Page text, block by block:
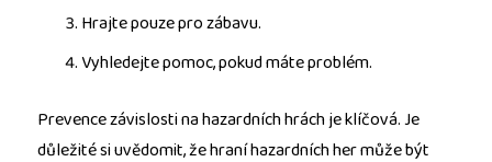
Hrajte pouze pro zábavu.
Vyhledejte pomoc, pokud máte problém.
Prevence závislosti na hazardních hrách je klíčová. Je
důležité si uvědomit, že hraní hazardních her může být